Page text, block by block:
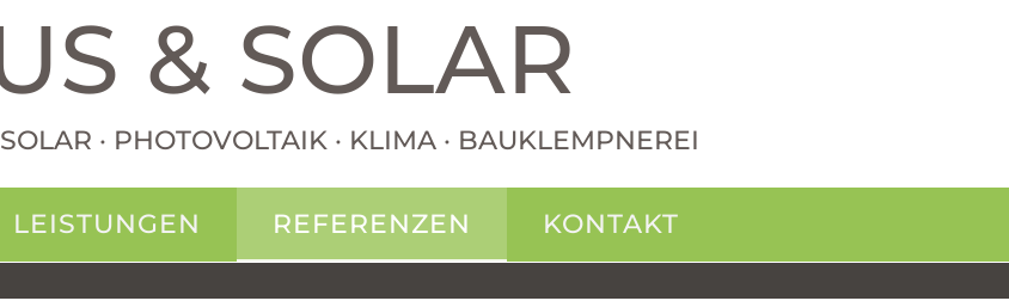
& SOLAR
· PHOTOVOLTAIK · KLIMA · BAUKLEMPNEREI
LEISTUNGEN REFERENZEN KONTAKT